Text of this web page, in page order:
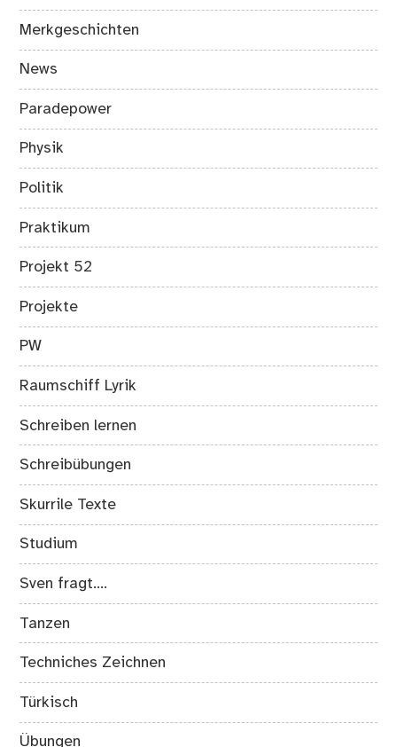
Merkgeschichten
News
Paradepower
Physik
Politik
Praktikum
Projekt 52
Projekte
PW
Raumschiff Lyrik
Schreiben lernen
Schreibübungen
Skurrile Texte
Studium
Sven fragt….
Tanzen
Techniches Zeichnen
Türkisch
Übungen